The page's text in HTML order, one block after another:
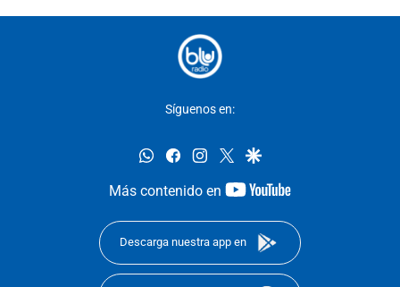
Síguenos en:
whatsappfacebookinstagram
twittergoogle
Más contenido en
youtube-
Descarga nuestra app en